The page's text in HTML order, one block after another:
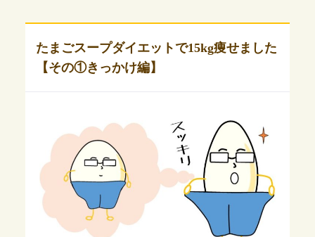
たまごスープダイエットで15kg痩せました
【その①きっかけ編】